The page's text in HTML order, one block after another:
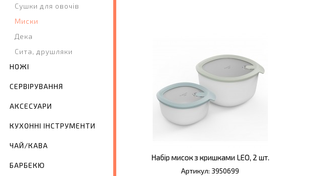
Сушки для овочів
Миски
Дека
Сита, друшляки
НОЖІ
СЕРВІРУВАННЯ
АКСЕСУАРИ
КУХОННІ ІНСТРУМЕНТИ
ЧАЙ/КАВА
БАРБЕКЮ
Набір мисок з кришками LEO, 2 шт.
Артикул: 3950699